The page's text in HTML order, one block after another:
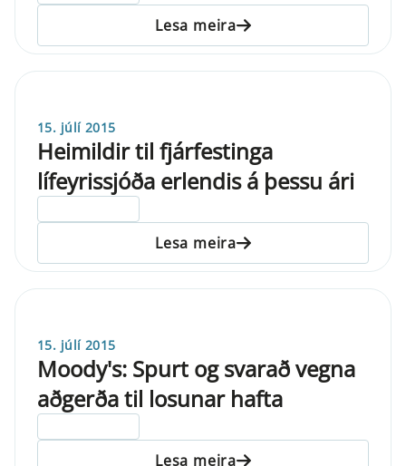
Lesa meira
15. júlí 2015
Heimildir til fjárfestinga
lífeyrissjóða erlendis á þessu ári
Lesa meira
15. júlí 2015
Moody's: Spurt og svarað vegna
aðgerða til losunar hafta
Lesa meira